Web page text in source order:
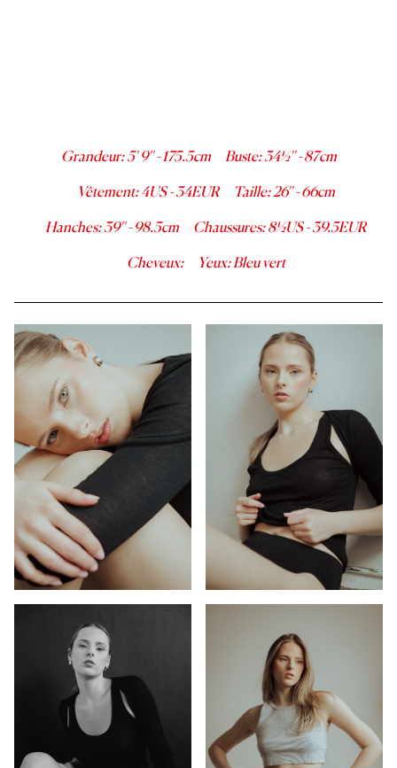
Grandeur:5' 9''-175.5cm Buste:34½''- 87cm
Vêtement:4US -34EUR Taille:26''-66cm
Hanches:39''-98.5cm Chaussures:8½US -39.5EUR
Cheveux: Yeux:Bleu vert